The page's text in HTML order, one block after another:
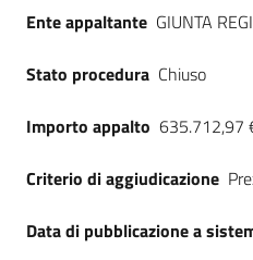
English
site
Ente appaltante GIUNTA
Stato procedura Chiuso
Importo appalto 635.712,97
Criterio di aggiudicazione
Data di pubblicazione a